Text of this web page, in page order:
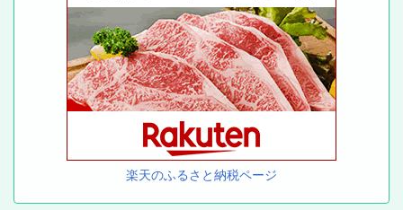
楽天のふるさと納税ページ